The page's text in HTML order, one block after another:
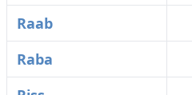
Raab
Raba